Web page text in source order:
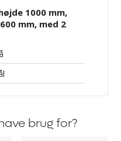
1000 mm,
mm, med 2
brug for?